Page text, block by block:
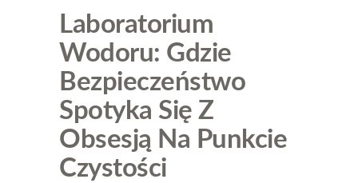
Laboratorium
Wodoru: Gdzie
Bezpieczeństwo
Spotyka Się Z
Obsesją Na Punkcie
Czystości